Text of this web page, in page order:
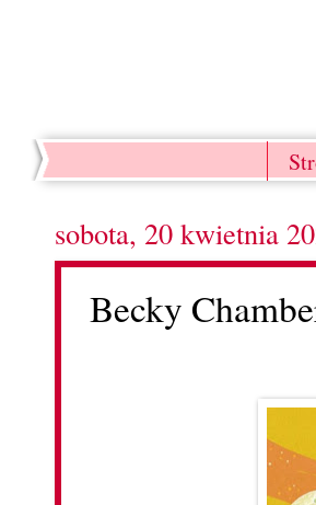
sobota, 20 kwietnia
Becky